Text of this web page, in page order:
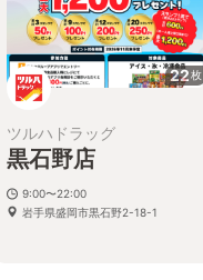
22枚
ツルハドラッグ
黒石野店
9:00〜22:00
岩手県盛岡市黒石野2-18-1